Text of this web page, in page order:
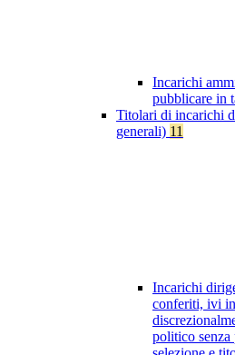
Incarichi
pubblicare in
Titolari di incarichi
generali) 11
Incarichi
conferiti, ivi
politico senza